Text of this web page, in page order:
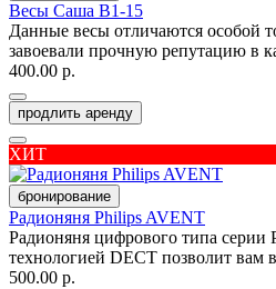
Весы Саша В1-15
Данные весы отличаются особой
завоевали прочную репутацию в
400.00 р.
продлить аренду
ХИТ
бронирование
Радионяня Philips AVENT
Радионяня цифрового типа серии
технологией DECT позволит вам
500.00 р.